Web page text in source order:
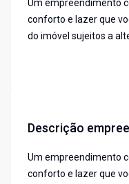
Um empreendimento
conforto e lazer que
do imóvel sujeitos a
Descrição
Um empreendimento
conforto e lazer que